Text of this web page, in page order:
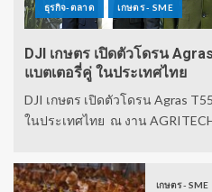
ธุรกิจ-ตลาด เกษตร - SME
DJI เกษตร เปิดตัวโดรน
แบตเตอรี่คู่ ในประเทศไทย
DJI เกษตร เปิดตัวโดรน Agras
ในประเทศไทย ณ งาน
เกษตร - SME